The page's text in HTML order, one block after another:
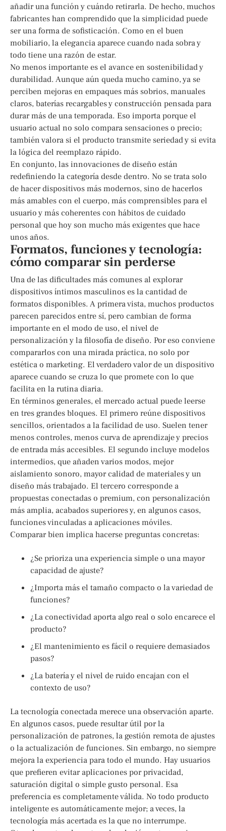
añadir una función y cuándo retirarla. De hecho, muchos
fabricantes han comprendido que la simplicidad puede
ser una forma de sofisticación. Como en el buen
mobiliario, la elegancia aparece cuando nada sobra y
todo tiene una razón de estar.
No menos importante es el avance en sostenibilidad y
durabilidad. Aunque aún queda mucho camino, ya se
perciben mejoras en empaques más sobrios, manuales
claros, baterías recargables y construcción pensada para
durar más de una temporada. Eso importa porque el
usuario actual no solo compara sensaciones o precio;
también valora si el producto transmite seriedad y si evita
la lógica del reemplazo rápido.
En conjunto, las innovaciones de diseño están
redefiniendo la categoría desde dentro. No se trata solo
de hacer dispositivos más modernos, sino de hacerlos
más amables con el cuerpo, más comprensibles para el
usuario y más coherentes con hábitos de cuidado
personal que hoy son mucho más exigentes que hace
unos años.
Formatos, funciones y tecnología:
cómo comparar sin perderse
Una de las dificultades más comunes al explorar
dispositivos íntimos masculinos es la cantidad de
formatos disponibles. A primera vista, muchos productos
parecen parecidos entre sí, pero cambian de forma
importante en el modo de uso, el nivel de
personalización y la filosofía de diseño. Por eso conviene
compararlos con una mirada práctica, no solo por
estética o marketing. El verdadero valor de un dispositivo
aparece cuando se cruza lo que promete con lo que
facilita en la rutina diaria.
En términos generales, el mercado actual puede leerse
en tres grandes bloques. El primero reúne dispositivos
sencillos, orientados a la facilidad de uso. Suelen tener
menos controles, menos curva de aprendizaje y precios
de entrada más accesibles. El segundo incluye modelos
intermedios, que añaden varios modos, mejor
aislamiento sonoro, mayor calidad de materiales y un
diseño más trabajado. El tercero corresponde a
propuestas conectadas o premium, con personalización
más amplia, acabados superiores y, en algunos casos,
funciones vinculadas a aplicaciones móviles.
Comparar bien implica hacerse preguntas concretas:
¿Se prioriza una experiencia simple o una mayor
capacidad de ajuste?
¿Importa más el tamaño compacto o la variedad de
funciones?
¿La conectividad aporta algo real o solo encarece el
producto?
¿El mantenimiento es fácil o requiere demasiados
pasos?
¿La batería y el nivel de ruido encajan con el
contexto de uso?
La tecnología conectada merece una observación aparte.
En algunos casos, puede resultar útil por la
personalización de patrones, la gestión remota de ajustes
o la actualización de funciones. Sin embargo, no siempre
mejora la experiencia para todo el mundo. Hay usuarios
que prefieren evitar aplicaciones por privacidad,
saturación digital o simple gusto personal. Esa
preferencia es completamente válida. No todo producto
inteligente es automáticamente mejor; a veces, la
tecnología más acertada es la que no interrumpe.